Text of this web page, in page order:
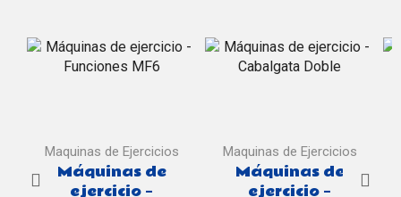
Maquinas de Ejercicios
Máquinas de
ejercicio –
Maquinas de Ejercicios
Máquinas de
ejercicio –